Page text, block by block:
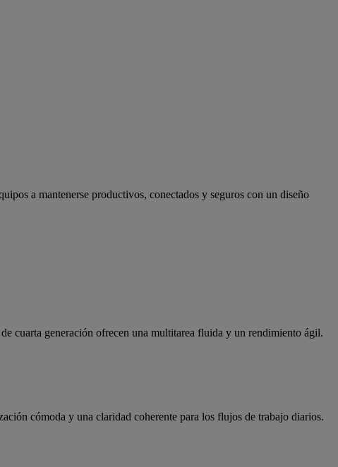
a mantenerse productivos, conectados y seguros con un diseño
cuarta generación ofrecen una multitarea fluida y un rendimiento ágil.
cómoda y una claridad coherente para los flujos de trabajo diarios.